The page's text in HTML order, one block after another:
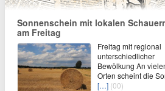
Sonnenschein mit lokalen
am Freitag
Freitag mit regional
unterschiedlicher
Bewölkung An
Orten scheint die
[…] (00)